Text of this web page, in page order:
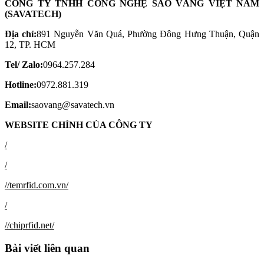
CÔNG TY TNHH CÔNG NGHỆ SAO VÀNG VIỆT NAM
(SAVATECH)
Địa chỉ:891 Nguyễn Văn Quá, Phường Đông Hưng Thuận, Quận
12, TP. HCM
Tel/ Zalo:0964.257.284
Hotline:0972.881.319
Email:saovang@savatech.vn
WEBSITE CHÍNH CỦA CÔNG TY
/
/
//temrfid.com.vn/
/
//chiprfid.net/
Bài viết liên quan